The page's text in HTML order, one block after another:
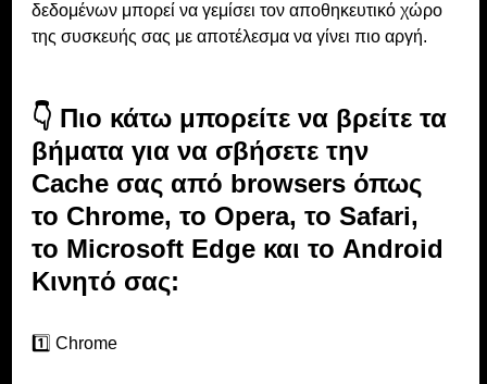
δεδομένων μπορεί να γεμίσει τον αποθηκευτικό χώρο
της συσκευής σας με αποτέλεσμα να γίνει πιο αργή.
👇 Πιο κάτω μπορείτε να βρείτε τα
βήματα για να σβήσετε την
Cache σας από browsers όπως
το Chrome, το Opera, το Safari,
το Microsoft Edge και το Android
Κινητό σας:
1️⃣ Chrome